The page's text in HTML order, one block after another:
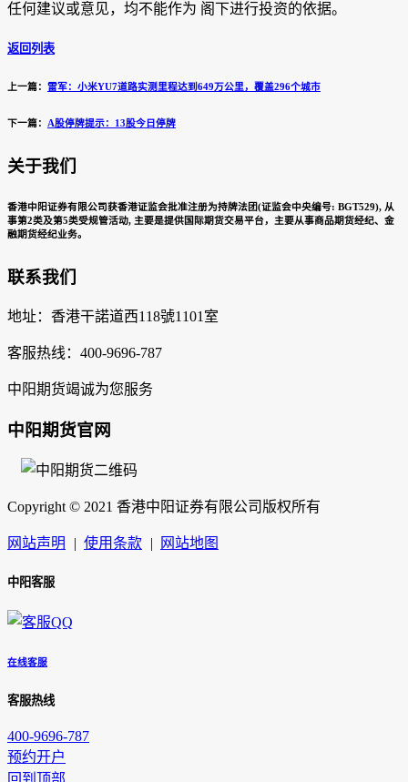
任何建议或意见，均不能作为 阁下进行投资的依据。
返回列表
上一篇： 雷军：小米YU7道路实测里程达到649万公里，覆盖296个城市
下一篇： A股停牌提示：13股今日停牌
关于我们
香港中阳证券有限公司获香港证监会批准注册为持牌法团(证监会中央编号: BGT529), 从
事第2类及第5类受规管活动, 主要是提供国际期货交易平台，主要从事商品期货经纪、金
融期货经纪业务。
联系我们
地址：香港干諾道西118號1101室
客服热线：400-9696-787
中阳期货竭诚为您服务
中阳期货官网
Copyright © 2021 香港中阳证券有限公司版权所有
网站声明 | 使用条款 | 网站地图
中阳客服
在线客服
客服热线
400-9696-787
预约开户